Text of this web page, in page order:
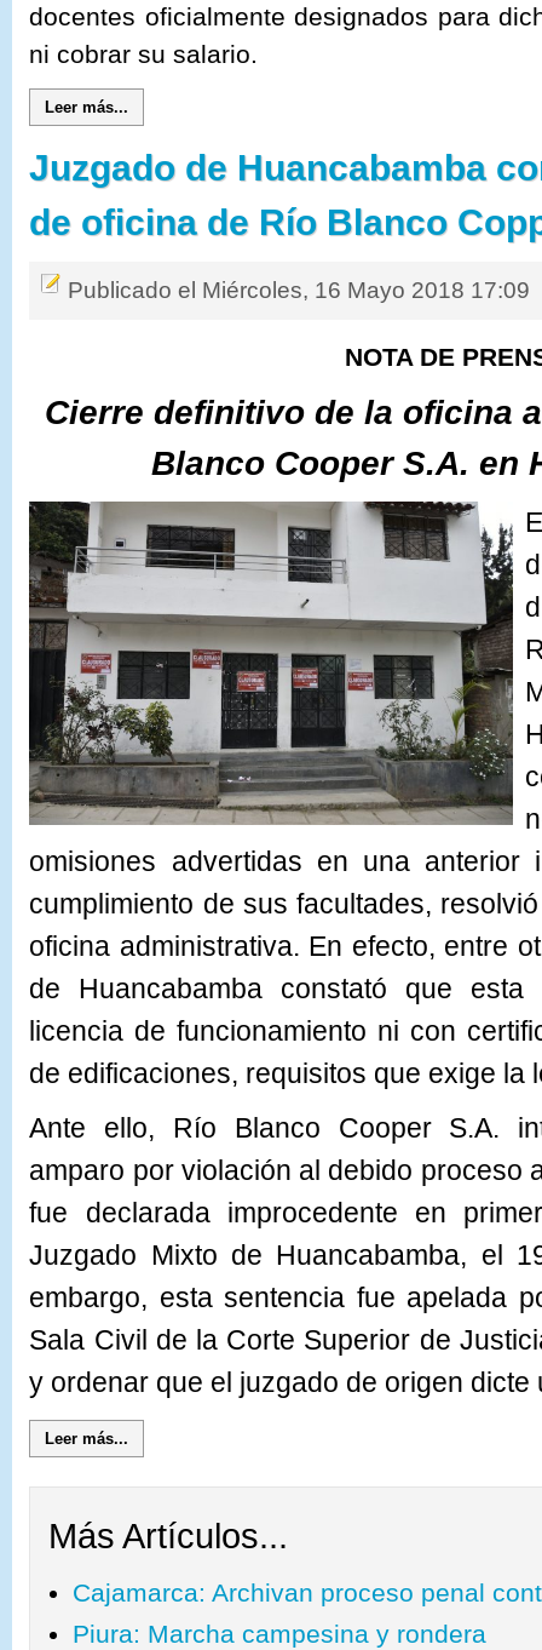
docentes oficialmente designados para
ni cobrar su salario.
Leer más...
Juzgado de Huancabamba
de oficina de Río Blanco
Publicado el Miércoles, 16 Mayo 2018 17:09
NOTA DE
Cierre definitivo de la oficina
Blanco Cooper S.A. en
omisiones advertidas en una
cumplimiento de sus facultades,
oficina administrativa. En efecto, entre
de Huancabamba constató que
licencia de funcionamiento ni con
de edificaciones, requisitos que exige la
Ante ello, Río Blanco Cooper S.A.
amparo por violación al debido proceso
fue declarada improcedente en
Juzgado Mixto de Huancabamba, el
embargo, esta sentencia fue apelada
Sala Civil de la Corte Superior de
y ordenar que el juzgado de origen
Leer más...
Más Artículos...
Cajamarca: Archivan proceso penal
Piura: Marcha campesina y rondera